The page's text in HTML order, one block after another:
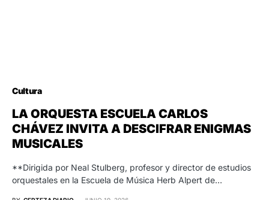
Cultura
LA ORQUESTA ESCUELA CARLOS
CHÁVEZ INVITA A DESCIFRAR ENIGMAS
MUSICALES
**Dirigida por Neal Stulberg, profesor y director de estudios
orquestales en la Escuela de Música Herb Alpert de…